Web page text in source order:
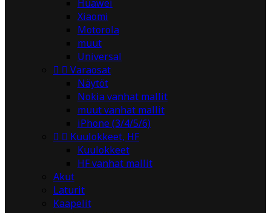
Huawei
Xiaomi
Motorola
muut
Universal
  Varaosat
Näytöt
Nokia vanhat mallit
muut vanhat mallit
iPhone (3/4/5/6)
  Kuulokkeet, HF
Kuulokkeet
HF vanhat mallit
Akut
Laturit
Kaapelit